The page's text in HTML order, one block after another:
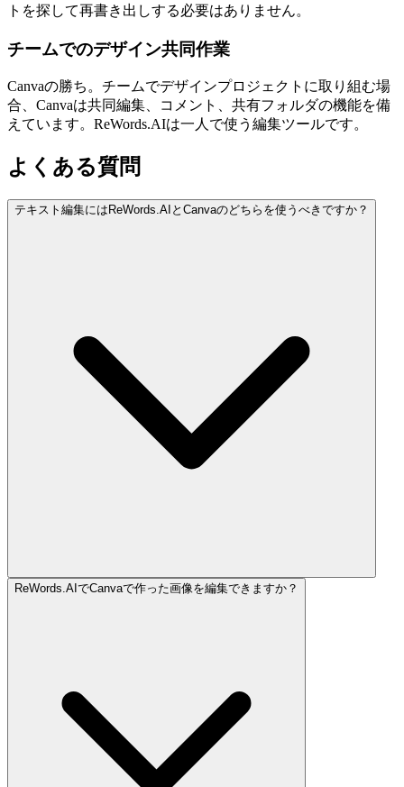
トを探して再書き出しする必要はありません。
チームでのデザイン共同作業
Canvaの勝ち。チームでデザインプロジェクトに取り組む場
合、Canvaは共同編集、コメント、共有フォルダの機能を備
えています。ReWords.AIは一人で使う編集ツールです。
よくある質問
テキスト編集にはReWords.AIとCanvaのどちらを使うべきですか？
ReWords.AIでCanvaで作った画像を編集できますか？